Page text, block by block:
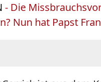
- Die
Nun hat Papst